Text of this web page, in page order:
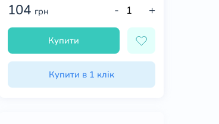
104 грн - +
Купити
Купити в 1 клік